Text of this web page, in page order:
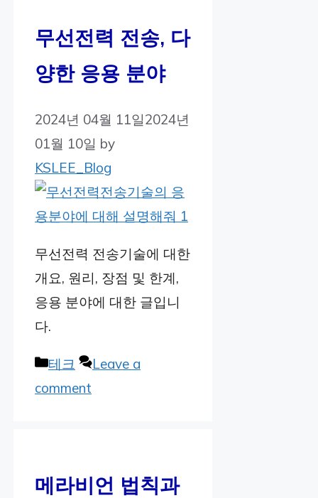
무선전력 전송, 다
양한 응용 분야
2024년 04월 11일2024년
01월 10일 by
KSLEE_Blog
무선전력 전송기술에 대한
개요, 원리, 장점 및 한계,
응용 분야에 대한 글입니
다.
Categories
테크
Leave a
comment
메라비언 법칙과